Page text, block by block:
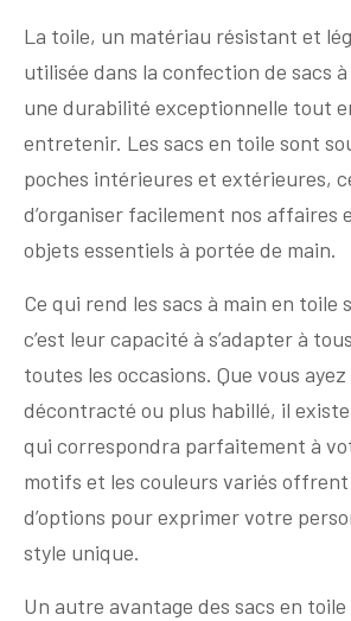
La toile, un matériau résistant et
utilisée dans la confection de sacs
une durabilité exceptionnelle tout
entretenir. Les sacs en toile sont
poches intérieures et extérieures,
d’organiser facilement nos affaires
objets essentiels à portée de main.
Ce qui rend les sacs à main en toile
c’est leur capacité à s’adapter à
toutes les occasions. Que vous
décontracté ou plus habillé, il
qui correspondra parfaitement à
motifs et les couleurs variés
d’options pour exprimer votre
style unique.
Un autre avantage des sacs en